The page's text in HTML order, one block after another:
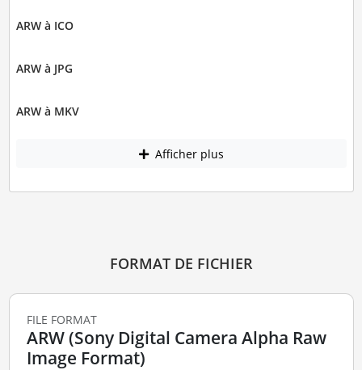
ARW à ICO
ARW à JPG
ARW à MKV
Afficher plus
FORMAT DE FICHIER
FILE FORMAT
ARW (Sony Digital Camera Alpha Raw
Image Format)